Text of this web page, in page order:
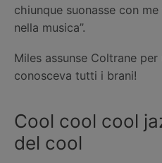
chiunque suonasse con
nella musica”.
Miles assunse Coltrane
conosceva tutti i brani!
Cool cool cool
del cool